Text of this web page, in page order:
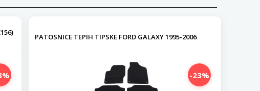
PATOSNICE TEPIH TIPSKE FORD GALAXY 1995-2006
-23%